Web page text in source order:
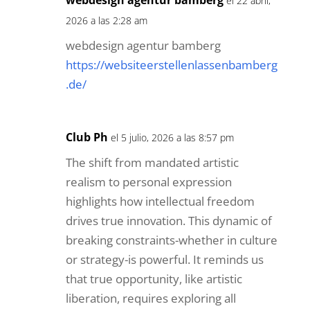
demands of modern industries.
https://newwavefoods.com/ el 20
febrero, 2025 a las 2:54 pm
cm8888 el 14 febrero, 2026 a las 5:41 pm
Alright, CM8888 is worth a shot. The
site design isn’t too shabby, and they
have a good mix of slots and table
games. I’ve deposited a few times, and
haven’t had any issues. Give it a whirl:
cm8888